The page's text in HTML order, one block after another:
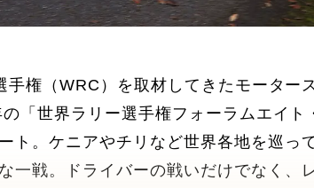
権（WRC）を取材してきたモーター
「世界ラリー選手権フォーラムエイト
ト。ケニアやチリなど世界各地を巡っ
一戦。ドライバーの戦いだけでなく、